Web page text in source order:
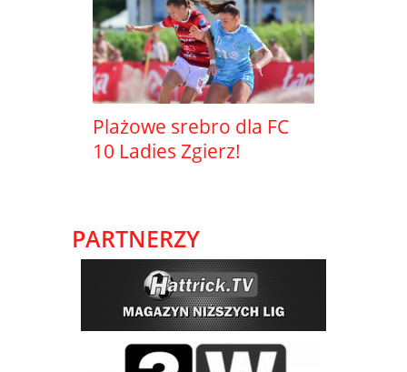
Plażowe srebro dla FC
10 Ladies Zgierz!
PARTNERZY